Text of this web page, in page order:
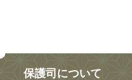
保護司について